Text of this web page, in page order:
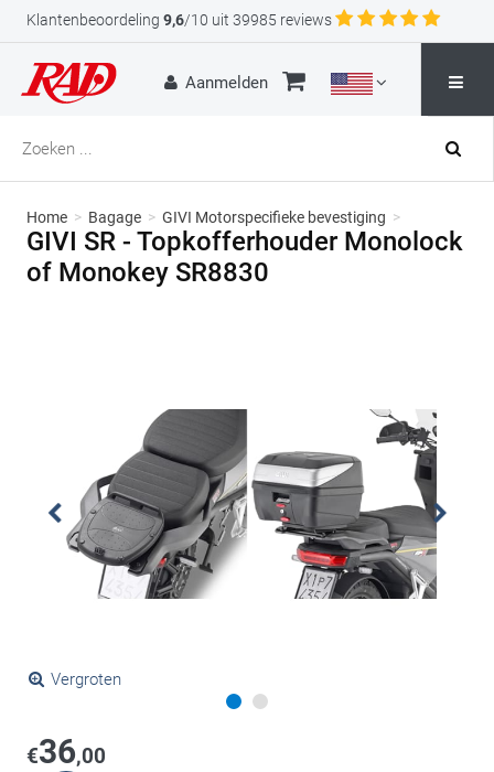
Klantenbeoordeling 9,6/10 uit 39985 reviews
Aanmelden
Home > Bagage > GIVI Motorspecifieke bevestiging >
GIVI SR - Topkofferhouder Monolock
of Monokey SR8830
Vergroten
€36,00